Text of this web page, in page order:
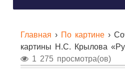
Главная › По картине›
картины Н.С. Крылова
1 275 просмотра(ов)